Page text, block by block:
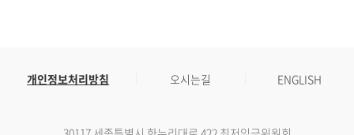
개인정보처리방침 오시는길 ENGLISH